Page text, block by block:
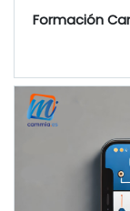
Formación